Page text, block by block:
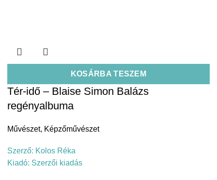
KOSÁRBA TESZEM
Tér-idő – Blaise Simon Balázs
regényalbuma
Művészet, Képzőművészet
Szerző: Kolos Réka
Kiadó: Szerzői kiadás